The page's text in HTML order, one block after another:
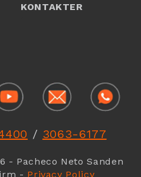
KONTAKTER
/ 3063-6177
- Pacheco Neto Sanden
- Privacy Policy